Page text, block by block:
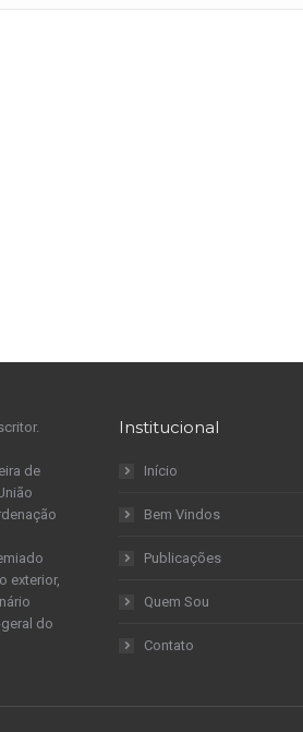
de
exterior,
do
Institucional
Início
Bem Vindos
Publicações
Quem Sou
Contato